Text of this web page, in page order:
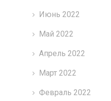
Июнь 2022
Май 2022
Апрель 2022
Март 2022
Февраль 2022